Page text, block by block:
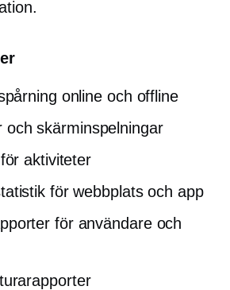
online och offline
och skärminspelningar
aktiviteter
för webbplats och app
för användare och